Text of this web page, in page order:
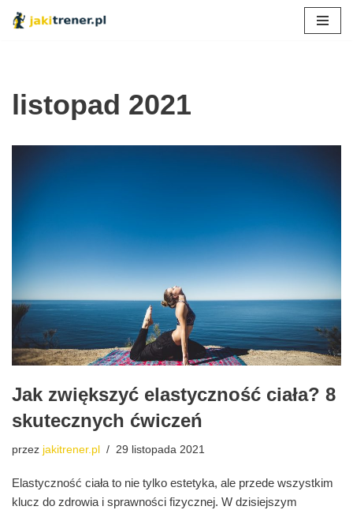
listopad 2021
Jak zwiększyć elastyczność ciała? 8
skutecznych ćwiczeń
przez jakitrener.pl 29 listopada 2021
Elastyczność ciała to nie tylko estetyka, ale przede wszystkim
klucz do zdrowia i sprawności fizycznej. W dzisiejszym